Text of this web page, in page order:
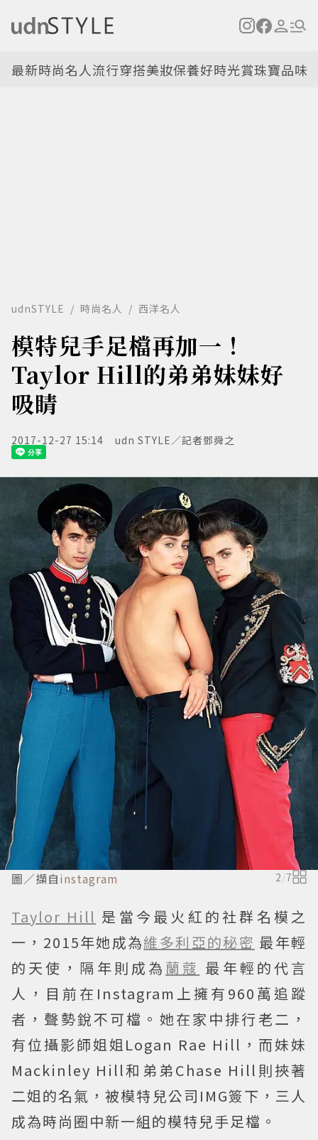
最新時尚名人流行穿搭美妝保養好時光賞珠寶品味
udnSTYLE 時尚名人 西洋名人
模特兒手足檔再加一！
Taylor Hill的弟弟妹妹好
吸睛
2017-12-27 15:14 udn STYLE／記者鄧舜之
圖／擷自instagram 2 /7
Taylor Hill 是當今最火紅的社群名模之
一，2015年她成為維多利亞的秘密 最年輕
的天使，隔年則成為 蘭蔻 最年輕的代言
人，目前在Instagram上擁有960萬追蹤
者，聲勢銳不可檔。她在家中排行老二，
有位攝影師姐姐Logan Rae Hill，而妹妹
Mackinley Hill和弟弟Chase Hill則挾著
二姐的名氣，被模特兒公司IMG簽下，三人
成為時尚圈中新一組的模特兒手足檔。